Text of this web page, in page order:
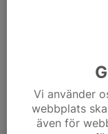
Vi använder
webbplats
även för